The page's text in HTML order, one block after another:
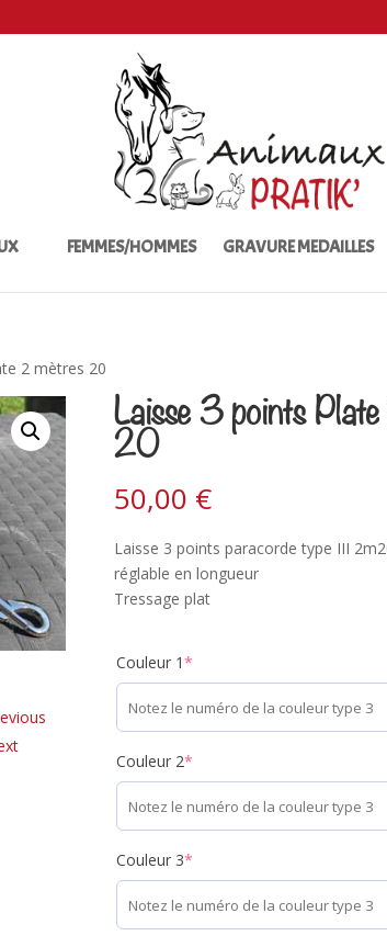
FEMMES/HOMMES GRAVURE MEDAILLES
2 mètres 20
Laisse 3 points
20
50,00 €
Laisse 3 points paracorde type III
réglable en longueur
Tressage plat
Couleur 1*
Couleur 2*
Couleur 3*